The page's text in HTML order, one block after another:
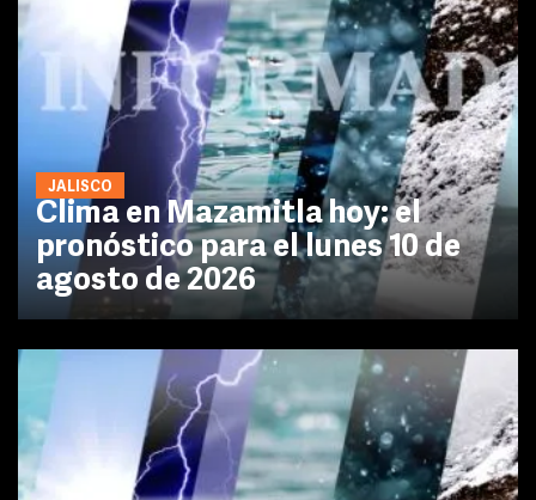
JALISCO
Clima en Mazamitla hoy: el
pronóstico para el lunes 10 de
agosto de 2026